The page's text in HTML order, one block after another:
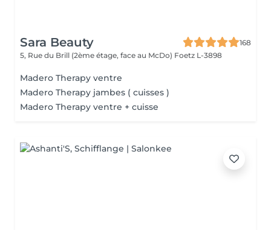
Sara Beauty
168
5, Rue du Brill (2ème étage, face au McDo) Foetz L-3898
Madero Therapy ventre
Madero Therapy jambes ( cuisses )
Madero Therapy ventre + cuisse